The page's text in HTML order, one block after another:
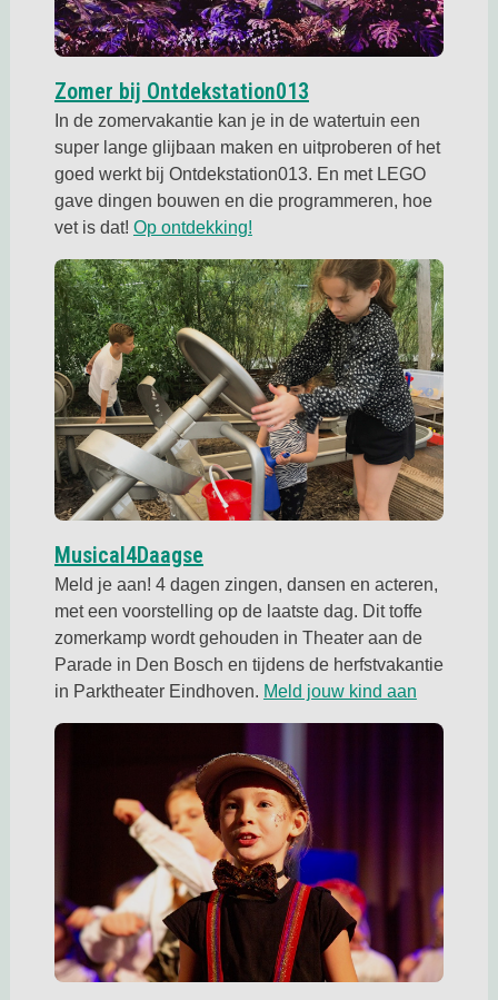
Zomer bij Ontdekstation013Deze link opent in
In de zomervakantie kan je in de watertuin een
super lange glijbaan maken en uitproberen of het
goed werkt bij Ontdekstation013. En met LEGO
gave dingen bouwen en die programmeren, hoe
vet is dat! Op ontdekking!Deze link opent in een nieuwe
Musical4DaagseDeze link opent in een nieuwe
Meld je aan! 4 dagen zingen, dansen en acteren,
met een voorstelling op de laatste dag. Dit toffe
zomerkamp wordt gehouden in Theater aan de
Parade in Den Bosch en tijdens de herfstvakantie
in Parktheater Eindhoven. Meld jouw kind aanDeze link